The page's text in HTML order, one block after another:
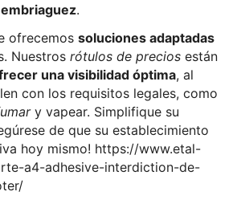
.
ofrecemos soluciones adaptadas
Nuestros rótulos de precios están
una visibilidad óptima, al
con los requisitos legales, como
y vapear. Simplifique su
de que su establecimiento
hoy mismo! https://www.etal-
a4-adhesive-interdiction-de-